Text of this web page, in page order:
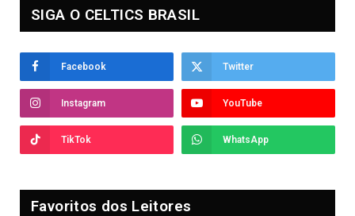
SIGA O CELTICS BRASIL
Facebook Twitter
Instagram YouTube
TikTok WhatsApp
Favoritos dos Leitores